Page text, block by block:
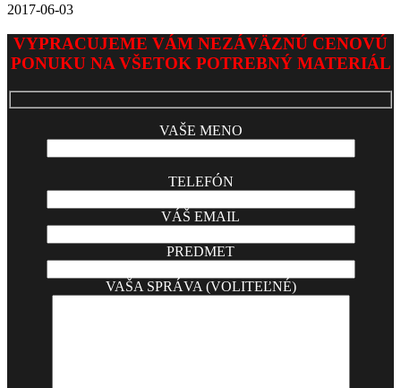
2017-06-03
VYPRACUJEME VÁM NEZÁVÄZNÚ CENOVÚ
PONUKU NA VŠETOK POTREBNÝ MATERIÁL
VAŠE MENO
TELEFÓN
VÁŠ EMAIL
PREDMET
VAŠA SPRÁVA (VOLITEĽNÉ)